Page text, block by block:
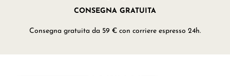
CONSEGNA GRATUITA
Consegna gratuita da 59 € con corriere espresso 24h.